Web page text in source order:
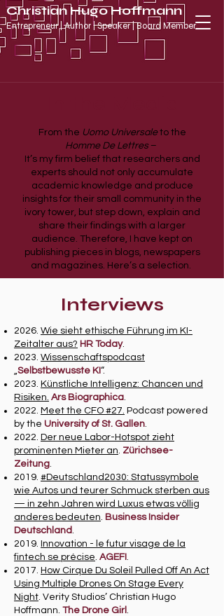
Christian Hugo Hoffmann
Entrepreneur | Author | Speaker | Board Member
From the Uomo Universaleto the
Homme De Lettres–
It’s my firm belief that researchers and
experts should not only accumulate
academic knowledge and produce
insights for their small community in the
ivory tower, but step down, explain and
share their findings with a larger
audience. Therefore, I have kept on
publishing pieces in blogs, newspapers
and magazines. Here’s a selection.
Interviews
2026. Wie sieht ethische Führung im KI-
Zeitalter aus? HR Today.
2023. Wissenschaftspodcast
„Selbstbewusste KI“.
2023. Künstliche Intelligenz: Chancen und
Risiken. Ars Biographica.
2022. Meet the CFO #27. Podcast powered
by the University of St. Gallen.
2022. Der neue Labor-Hotspot zieht
prominenten Mieter an. Zürichsee-
Zeitung.
2019. #Deutschland2030: Statussymbole
wie Autos und teurer Schmuck sterben aus
— in zehn Jahren wird Luxus etwas völlig
anderes bedeuten. Business Insider
Deutschland.
2019. Innovation - le futur visage de la
fintech se précise. AGEFI.
2017. How Cirque Du Soleil Pulled Off An Act
Using Multiple Drones On Stage Every
Night. Verity Studios’ Christian Hugo
Hoffmann. The Drone Girl.